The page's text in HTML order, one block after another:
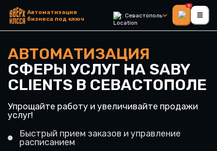
Автоматизация
бизнеса под ключ
г. Севастополь
0
АВТОМАТИЗАЦИЯ
СФЕРЫ УСЛУГ НА SABY
CLIENTS В СЕВАСТОПОЛЕ
Упрощайте работу и увеличивайте продажи
услуг!
Быстрый прием заказов и управление
расписанием